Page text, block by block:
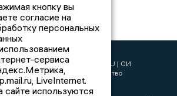
2017 © NEWSVLADIMIR.RU | СИ
«Информационное агентство
Владимирские новости»
кнопку вы
согласие на
персональных
сервиса
LiveInternet.
сайте используются